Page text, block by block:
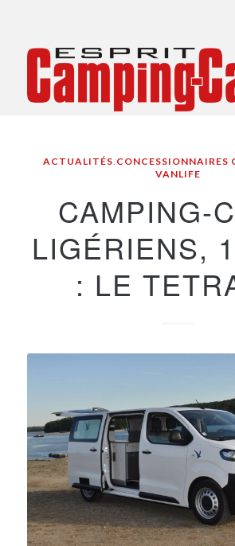
ACTUALITÉS, CONCESSIONNAIRES
VANLIFE
CAMPING-
LIGÉRIENS,
: LE